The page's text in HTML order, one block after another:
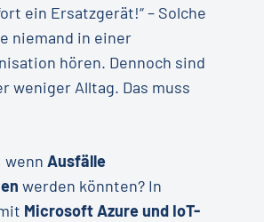
ein Ersatzgerät!“ – Solche
niemand in einer
hören. Dennoch sind
weniger Alltag. Das muss
wenn Ausfälle
werden könnten? In
Microsoft Azure und IoT-